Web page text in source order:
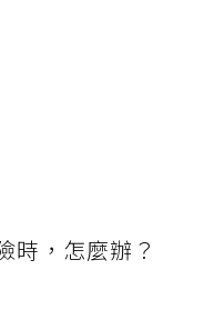
時，怎麼辦？